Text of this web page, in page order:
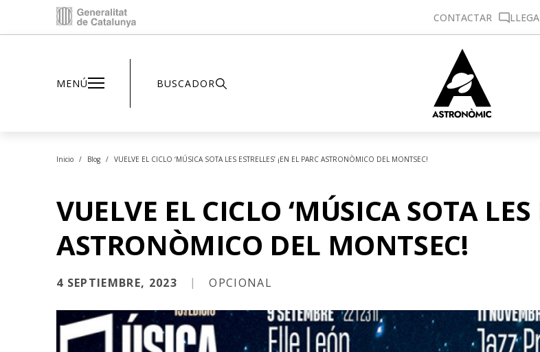
CONTACTAR
MENÚ BUSCADOR
Inicio Blog VUELVE EL CICLO ‘MÚSICA SOTA LES ESTRELLES’ ¡EN EL PARC ASTRONÒMICO DEL MONTSEC!
VUELVE EL CICLO ‘MÚSICA SOTA LES
ASTRONÒMICO DEL MONTSEC!
4 SEPTIEMBRE, 2023 OPCIONAL